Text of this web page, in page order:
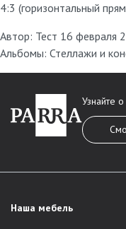
4:3 (горизонтальный
Автор: Тест 16 февраля
Альбомы: Стеллажи и
Наша мебель
Узнайте